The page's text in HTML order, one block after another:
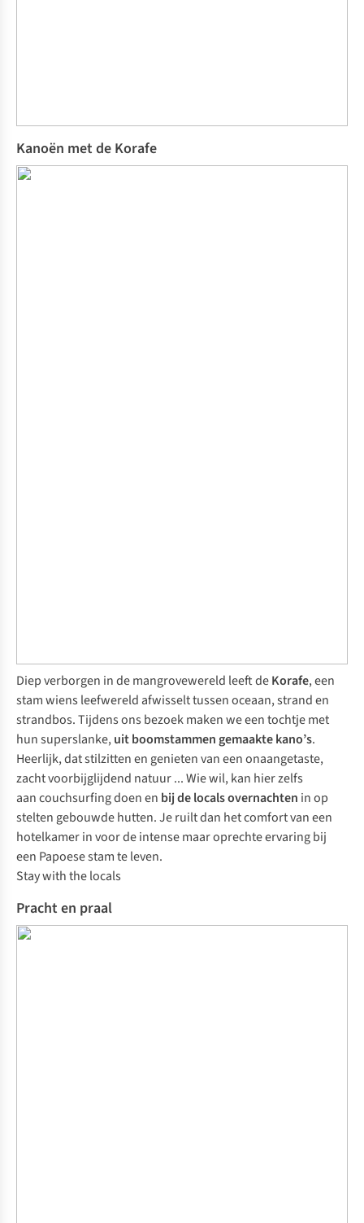
Kanoën met de Korafe
Diep verborgen in de mangrovewereld leeft deKorafe, een
stam wiens leefwereld afwisselt tussen oceaan, strand en
strandbos. Tijdens ons bezoek maken we een tochtje met
hun superslanke,uit boomstammen gemaakte kano’s.
Heerlijk, dat stilzitten en genieten van een onaangetaste,
zacht voorbijglijdend natuur ... Wie wil, kan hier zelfs
aancouchsurfingdoen en bij delocalsovernachten in op
stelten gebouwde hutten. Je ruilt dan het comfort van een
hotelkamer in voor de intense maar oprechte ervaring bij
een Papoese stam te leven.
Stay with the locals
Pracht en praal